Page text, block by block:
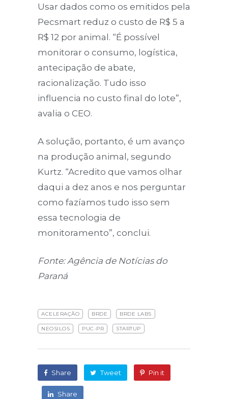
Usar dados como os emitidos pela
Pecsmart reduz o custo de R$ 5 a
R$ 12 por animal. “É possível
monitorar o consumo, logística,
antecipação de abate,
racionalização. Tudo isso
influencia no custo final do lote”,
avalia o CEO.
A solução, portanto, é um avanço
na produção animal, segundo
Kurtz. “Acredito que vamos olhar
daqui a dez anos e nos perguntar
como fazíamos tudo isso sem
essa tecnologia de
monitoramento”, conclui.
Fonte: Agência de Notícias do
Paraná
ACELERAÇÃO BRDE BRDE LABS
NEOSILOS PUC-PR STARTUP
Share Tweet Pin it
Share